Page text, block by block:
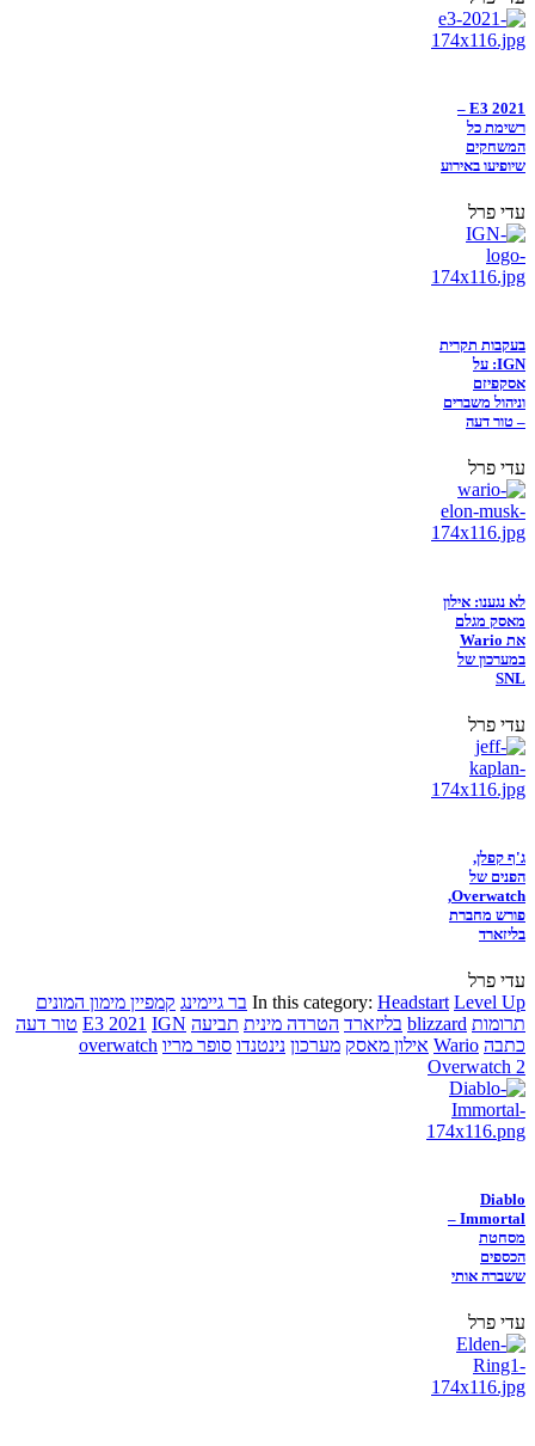
E3 2021 –
רשימת כל
המשחקים
שיופיעו באירוע
עדי פרל
בעקבות תקרית
IGN: על
אסקפיזם
וניהול משברים
– טור דעה
עדי פרל
לא נגענו: אילון
מאסק מגלם
את Wario
במערכון של
SNL
עדי פרל
ג'ף קפלן,
הפנים של
Overwatch,
פורש מחברת
בליזארד
עדי פרל
In this category: Headstart Level Up בר גיימינג קמפיין מימון המונים
תרומות blizzard בליזארד הטרדה מינית תביעה E3 2021 IGN
טור דעה
כתבה Wario אילון מאסק מערכון נינטנדו סופר מריו overwatch
Overwatch 2
Diablo
Immortal –
מסחטת
הכספים
ששברה אותי
עדי פרל